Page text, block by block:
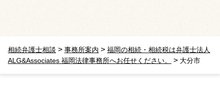
相続弁護士相談 > 事務所案内 > 福岡の相続・相続税は弁護士法人
ALG&Associates 福岡法律事務所へお任せください。
> 大分市